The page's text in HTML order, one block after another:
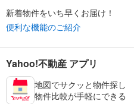
新着物件をいち早くお届け！
便利な機能のご紹介
Yahoo!不動産 アプリ
地図でサクッと物件探し
物件比較が手軽にできる